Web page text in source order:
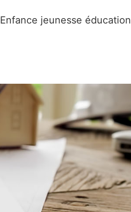
Enfance jeunesse éducation